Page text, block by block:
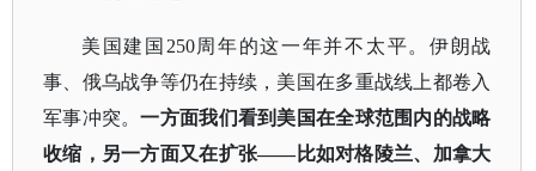
美国建国 250周年的这一年并不太平。伊朗战
事、俄乌战争等仍在持续，美国在多重战线上都卷入
军事冲突。一方面我们看到美国在全球范围内的战略
收缩，另一方面又在扩张——比如对格陵兰、加拿大